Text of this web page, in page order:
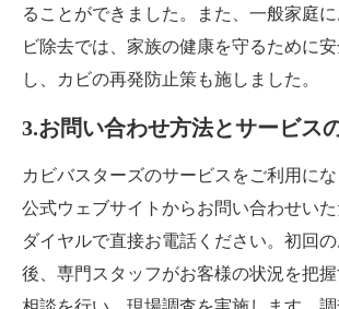
ることができました。また、一般家庭
ビ除去では、家族の健康を守るために
し、カビの再発防止策も施しました。
3.お問い合わせ方法とサービス
カビバスターズのサービスをご利用にな
公式ウェブサイトからお問い合わせい
ダイヤルで直接お電話ください。初回
後、専門スタッフがお客様の状況を把